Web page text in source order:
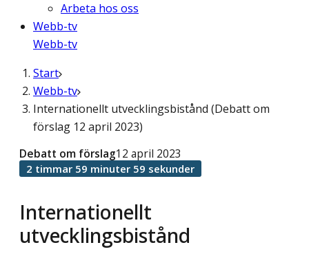
Arbeta hos oss
Webb-tv
Webb-tv
Start
Webb-tv
Internationellt utvecklingsbistånd (Debatt om
förslag 12 april 2023)
Internationellt
utvecklingsbistånd
Debatt om förslag12 april 2023
2 timmar 59 minuter 59 sekunder